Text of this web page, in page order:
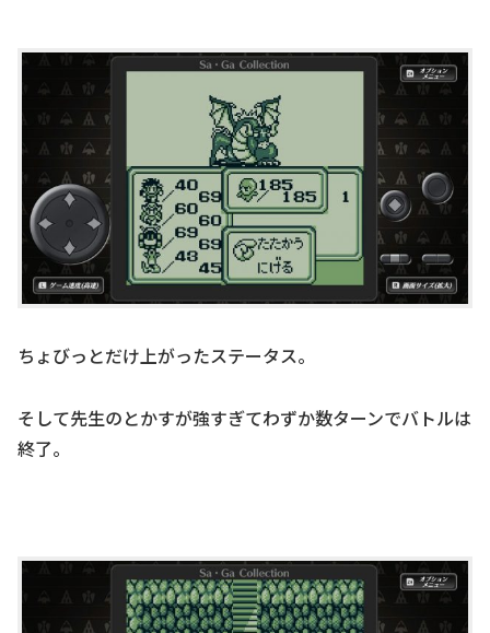
ちょびっとだけ上がったステータス。
そして先生のとかすが強すぎてわずか数ターンでバトルは
終了。